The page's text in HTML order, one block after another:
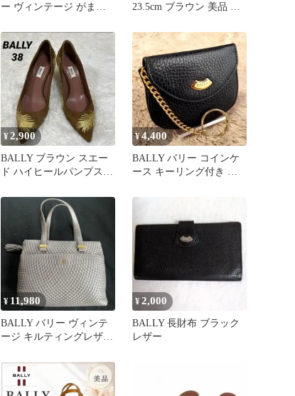
ー ヴィンテージ がま口
茶
23.5cm ブラウン 美品 本
¥2,900
BALLY ブラウン スエー
ド ハイヒールパンプス
¥4,400
BALLY バリー コインケ
ース キーリング付き 小
¥ 11,980
BALLY バリー ヴィンテ
ージ キルティングレザー
¥2,000
BALLY 長財布 ブラック
レザー